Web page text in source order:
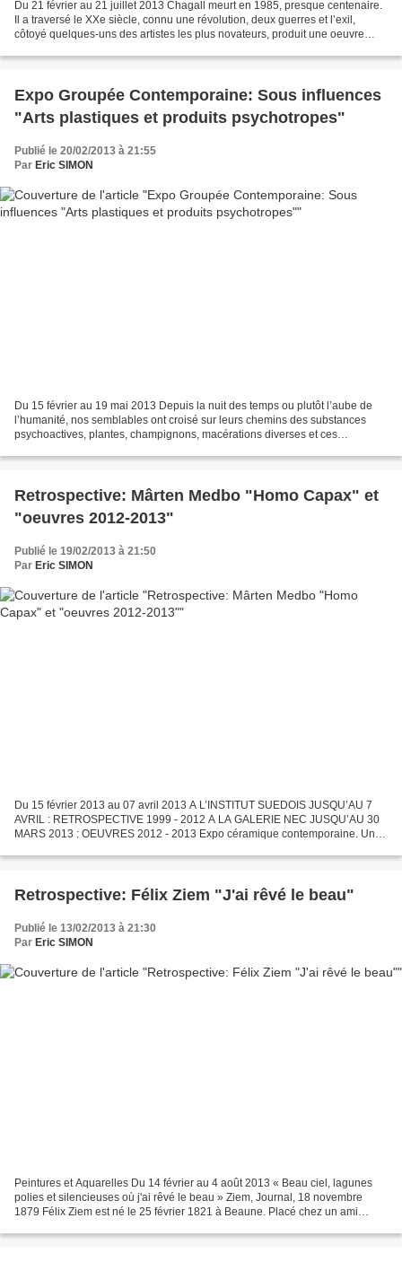
Du 21 février au 21 juillet 2013 Chagall meurt en 1985, presque centenaire.
Il a traversé le XXe siècle, connu une révolution, deux guerres et l’exil,
côtoyé quelques-uns des artistes les plus novateurs, produit une oeuvre
Expo Groupée Contemporaine: Sous influences
"Arts plastiques et produits psychotropes"
Publié le 20/02/2013 à 21:55
Par Eric SIMON
Du 15 février au 19 mai 2013 Depuis la nuit des temps ou plutôt l’aube de
l’humanité, nos semblables ont croisé sur leurs chemins des substances
psychoactives, plantes, champignons, macérations diverses et ces
Retrospective: Mârten Medbo "Homo Capax" et
"oeuvres 2012-2013"
Publié le 19/02/2013 à 21:50
Par Eric SIMON
Du 15 février 2013 au 07 avril 2013 A L’INSTITUT SUEDOIS JUSQU’AU 7
AVRIL : RETROSPECTIVE 1999 - 2012 A LA GALERIE NEC JUSQU’AU 30
MARS 2013 : OEUVRES 2012 - 2013 Expo céramique contemporaine. Une
Retrospective: Félix Ziem "J'ai rêvé le beau"
Publié le 13/02/2013 à 21:30
Par Eric SIMON
Peintures et Aquarelles Du 14 février au 4 août 2013 « Beau ciel, lagunes
polies et silencieuses où j'ai rêvé le beau » Ziem, Journal, 18 novembre
1879 Félix Ziem est né le 25 février 1821 à Beaune. Placé chez un ami